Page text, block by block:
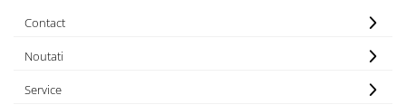
PIESE DE SCHIMB
Acumulatori 24V
Contact
Noutati
Service